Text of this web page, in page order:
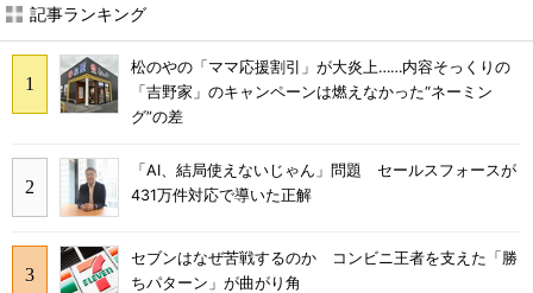
記事ランキング
松のやの「ママ応援割引」が大炎上……内容そっくりの
「吉野家」のキャンペーンは燃えなかった“ネーミン
グ”の差
「AI、結局使えないじゃん」問題 セールスフォースが
431万件対応で導いた正解
セブンはなぜ苦戦するのか コンビニ王者を支えた「勝
ちパターン」が曲がり角